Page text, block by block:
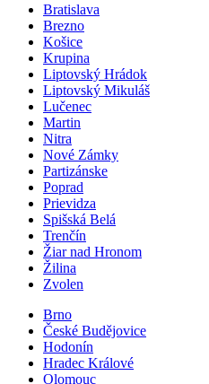
Bratislava
Brezno
Košice
Krupina
Liptovský Hrádok
Liptovský Mikuláš
Lučenec
Martin
Nitra
Nové Zámky
Partizánske
Poprad
Prievidza
Spišská Belá
Trenčín
Žiar nad Hronom
Žilina
Zvolen
Brno
České Budějovice
Hodonín
Hradec Králové
Olomouc